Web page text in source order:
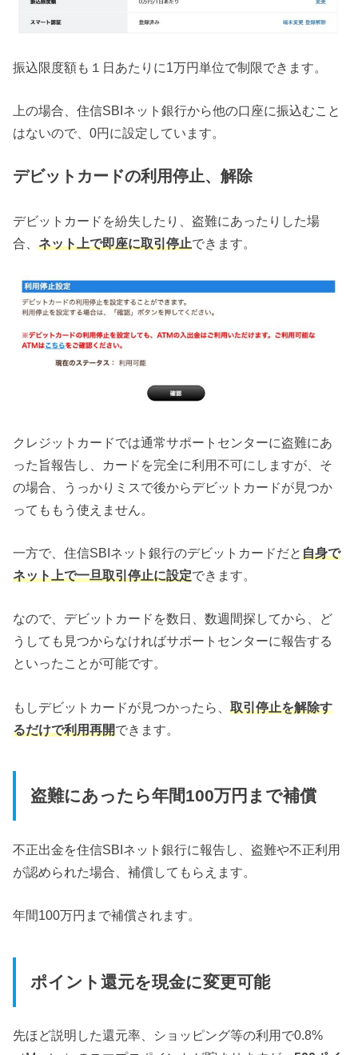
振込限度額も１日あたりに1万円単位で制限できます。
上の場合、住信SBIネット銀行から他の口座に振込むこと
はないので、0円に設定しています。
デビットカードの利用停止、解除
デビットカードを紛失したり、盗難にあったりした場
合、ネット上で即座に取引停止できます。
クレジットカードでは通常サポートセンターに盗難にあ
った旨報告し、カードを完全に利用不可にしますが、そ
の場合、うっかりミスで後からデビットカードが見つか
ってももう使えません。
一方で、住信SBIネット銀行のデビットカードだと自身で
ネット上で一旦取引停止に設定できます。
なので、デビットカードを数日、数週間探してから、ど
うしても見つからなければサポートセンターに報告する
といったことが可能です。
もしデビットカードが見つかったら、取引停止を解除す
るだけで利用再開できます。
盗難にあったら年間100万円まで補償
不正出金を住信SBIネット銀行に報告し、盗難や不正利用
が認められた場合、補償してもらえます。
年間100万円まで補償されます。
ポイント還元を現金に変更可能
先ほど説明した還元率、ショッピング等の利用で0.8%